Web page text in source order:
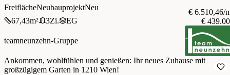
FreiflächeNeubauprojektNeu
67,43m² 3Zi. EG
€ 6.510,46/
€
teamneunzehn-Gruppe
Ankommen, wohlfühlen und genießen: Ihr neues Zuhause mit
großzügigem Garten in 1210 Wien!